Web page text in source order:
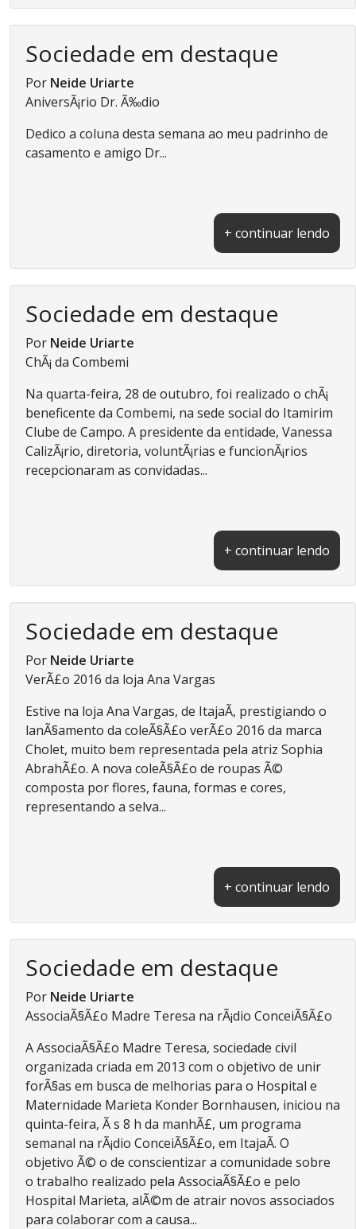
Sociedade em destaque
Por Neide Uriarte
AniversÃ¡rio Dr. Ã‰dio
Dedico a coluna desta semana ao meu padrinho de
casamento e amigo Dr...
+ continuar lendo
Sociedade em destaque
Por Neide Uriarte
ChÃ¡ da Combemi
Na quarta-feira, 28 de outubro, foi realizado o chÃ¡
beneficente da Combemi, na sede social do Itamirim
Clube de Campo. A presidente da entidade, Vanessa
CalizÃ¡rio, diretoria, voluntÃ¡rias e funcionÃ¡rios
recepcionaram as convidadas...
+ continuar lendo
Sociedade em destaque
Por Neide Uriarte
VerÃ£o 2016 da loja Ana Vargas
Estive na loja Ana Vargas, de ItajaÃ­, prestigiando o
lanÃ§amento da coleÃ§Ã£o verÃ£o 2016 da marca
Cholet, muito bem representada pela atriz Sophia
AbrahÃ£o. A nova coleÃ§Ã£o de roupas Ã©
composta por flores, fauna, formas e cores,
representando a selva...
+ continuar lendo
Sociedade em destaque
Por Neide Uriarte
AssociaÃ§Ã£o Madre Teresa na rÃ¡dio ConceiÃ§Ã£o
A AssociaÃ§Ã£o Madre Teresa, sociedade civil
organizada criada em 2013 com o objetivo de unir
forÃ§as em busca de melhorias para o Hospital e
Maternidade Marieta Konder Bornhausen, iniciou na
quinta-feira, Ã s 8 h da manhÃ£, um programa
semanal na rÃ¡dio ConceiÃ§Ã£o, em ItajaÃ­. O
objetivo Ã© o de conscientizar a comunidade sobre
o trabalho realizado pela AssociaÃ§Ã£o e pelo
Hospital Marieta, alÃ©m de atrair novos associados
para colaborar com a causa...